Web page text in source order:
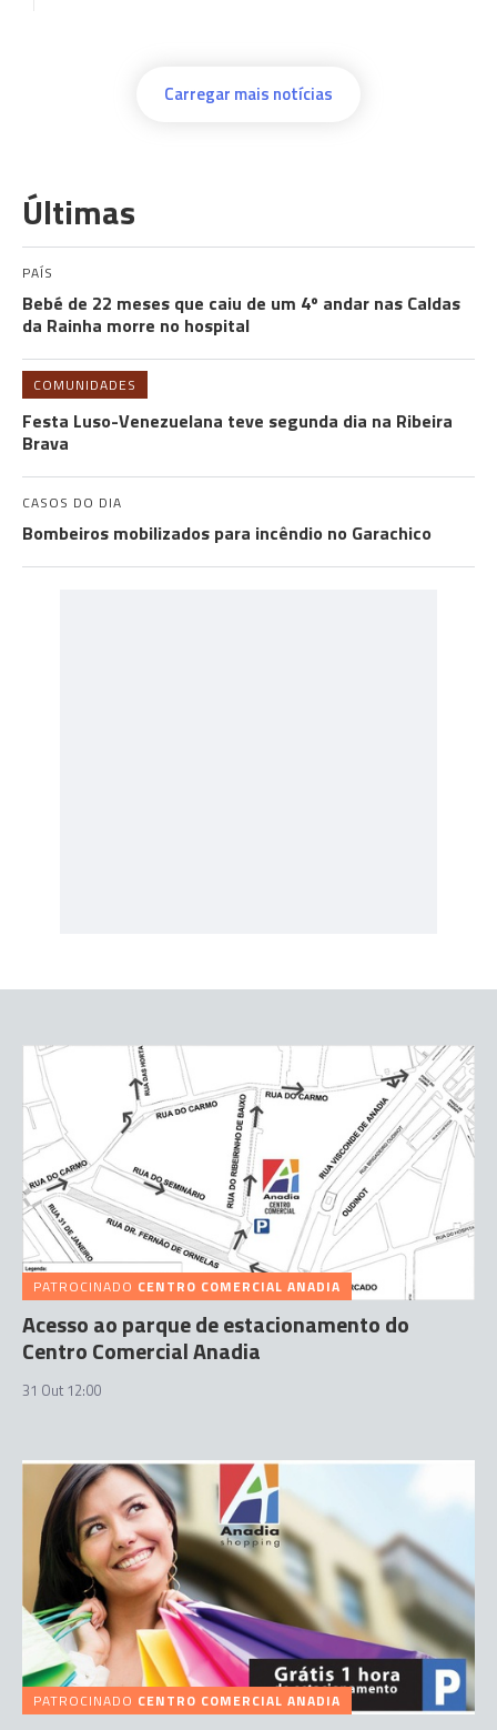
Carregar mais notícias
Últimas
PAÍS
Bebé de 22 meses que caiu de um 4º andar nas Caldas
da Rainha morre no hospital
COMUNIDADES
Festa Luso-Venezuelana teve segunda dia na Ribeira
Brava
CASOS DO DIA
Bombeiros mobilizados para incêndio no Garachico
PATROCINADO CENTRO COMERCIAL ANADIA
Acesso ao parque de estacionamento do
Centro Comercial Anadia
31 Out 12:00
PATROCINADO CENTRO COMERCIAL ANADIA